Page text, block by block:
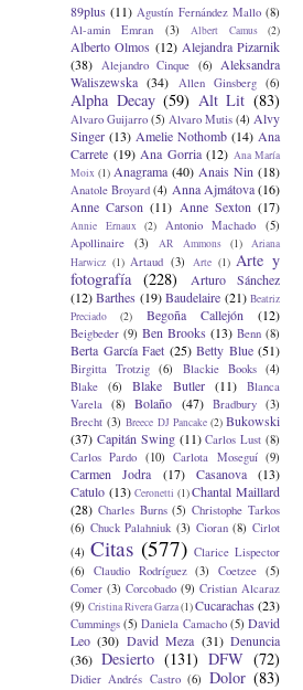
89plus (11) Agustín Fernández Mallo (8)
Al-amin Emran
(3) Albert Camus (2)
Alberto Olmos (12) Alejandra Pizarnik
(38)
Alejandro Cinque (6)
Aleksandra
Waliszewska (34) Allen Ginsberg (6)
Alpha Decay (59) Alt Lit (83)
Alvaro Guijarro (5) Alvaro Mutis (4) Alvy
Singer (13) Amelie Nothomb (14) Ana
Carrete (19) Ana Gorria (12) Ana María
Moix (1) Anagrama (40) Anais Nin (18)
Anatole Broyard (4) Anna Ajmátova (16)
Anne Carson (11) Anne Sexton (17)
Annie Ernaux (2) Antonio Machado
(5)
Apollinaire
(3) AR Ammons (1)
Ariana
Harwicz (1) Artaud (3) Arte (1) Arte y
fotografía (228)
Arturo Sánchez
(12) Barthes (19) Baudelaire (21) Beatriz
Preciado
(2) Begoña Callejón (12)
Beigbeder (9) Ben Brooks (13) Benn (8)
Berta García Faet (25) Betty Blue (51)
Birgitta Trotzig (6) Blackie Books (4)
Blake
(6) Blake Butler (11)
Blanca
Varela
(8) Bolaño (47) Bradbury (3)
Brecht (3) Breece DJ Pancake (2) Bukowski
(37) Capitán Swing (11) Carlos Lust (8)
Carlos Pardo (10) Carlota Moseguí (9)
Carmen Jodra (17) Casanova
(13)
Catulo (13) Ceronetti (1) Chantal Maillard
(28) Charles Burns (5) Christophe Tarkos
(6) Chuck Palahniuk (3) Cioran (8) Cirlot
(4) Citas (577) Clarice Lispector
(6)
Claudio Rodríguez (3) Coetzee (5)
Comer (3) Corcobado (9) Cristian Alcaraz
(9) Cristina Rivera Garza(1)Cucarachas (23)
Cummings (5) Daniela Camacho (5) David
Leo (30) David Meza (31) Denuncia
(36) Desierto (131) DFW (72)
Didier Andrés Castro (6) Dolor (83)